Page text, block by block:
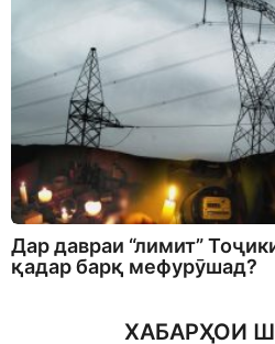
Дар давраи “лимит”
қадар барқ мефурӯшад?
ХАБАРҲОИ